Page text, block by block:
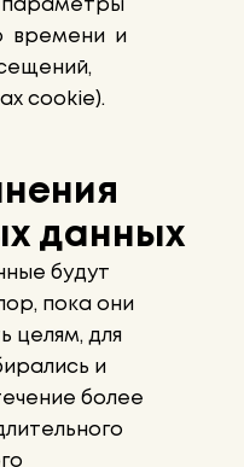
времени и
cookie).
данных
будут
пока они
целям, для
и
более